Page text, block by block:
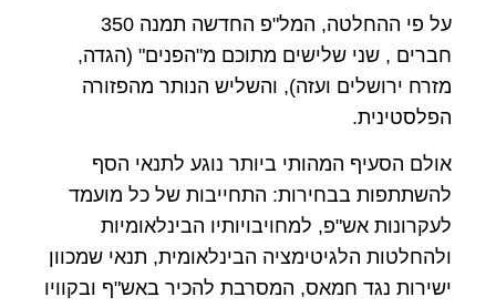
על פי ההחלטה, המל"פ החדשה תמנה 350
חברים , שני שלישים מתוכם מ"הפנים" (הגדה,
מזרח ירושלים ועזה), והשליש הנותר מהפזורה
הפלסטינית.
אולם הסעיף המהותי ביותר נוגע לתנאי הסף
להשתתפות בבחירות: התחייבות של כל מועמד
לעקרונות אש"פ, למחויבויותיו הבינלאומיות
ולהחלטות הלגיטימציה הבינלאומית, תנאי שמכוון
ישירות נגד חמאס, המסרבת להכיר באש"ף ובקוויו